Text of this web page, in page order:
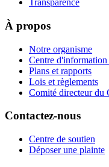
Transparence
À propos
Notre organisme
Centre d'information
Plans et rapports
Lois et règlements
Comité directeur
Contactez-nous
Centre de soutien
Déposer une plainte